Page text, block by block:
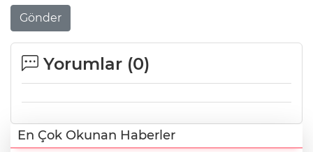
Gönder
Yorumlar (0)
En Çok Okunan Haberler